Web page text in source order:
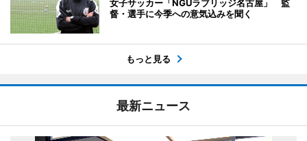
女子サッカー「NGUラブリッジ名古屋」 監
督・選手に今季への意気込みを聞く
もっと見る
最新ニュース